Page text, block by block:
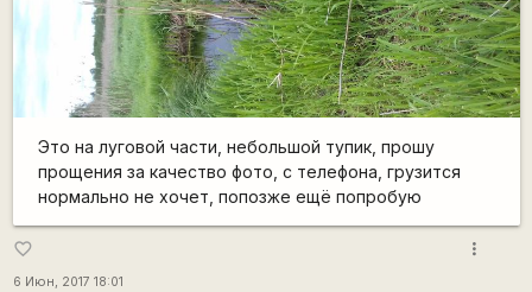
Это на луговой части, небольшой тупик, прошу
прощения за качество фото, с телефона, грузится
нормально не хочет, попозже ещё попробую
favorite_border
6 Июн, 2017 18:01
more_vert